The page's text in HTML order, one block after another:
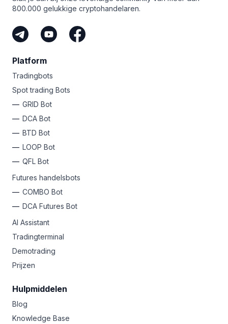
800.000 gelukkige cryptohandelaren.
Platform
Tradingbots
Spot trading Bots
GRID Bot
DCA Bot
BTD Bot
LOOP Bot
QFL Bot
Futures handelsbots
COMBO Bot
DCA Futures Bot
AI Assistant
Tradingterminal
Demotrading
Prijzen
Hulpmiddelen
Blog
Knowledge Base